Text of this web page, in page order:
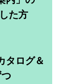
た方
タログ＆